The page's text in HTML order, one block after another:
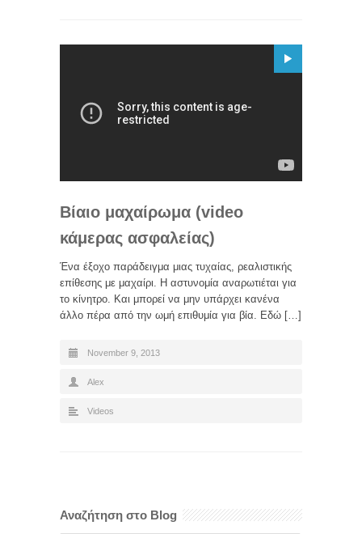
Βίαιο μαχαίρωμα (video
κάμερας ασφαλείας)
Ένα έξοχο παράδειγμα μιας τυχαίας, ρεαλιστικής
επίθεσης με μαχαίρι. Η αστυνομία αναρωτιέται για
το κίνητρο. Και μπορεί να μην υπάρχει κανένα
άλλο πέρα από την ωμή επιθυμία για βία. Εδώ […]
November 9, 2013
Alex
Videos
Αναζήτηση στο Blog